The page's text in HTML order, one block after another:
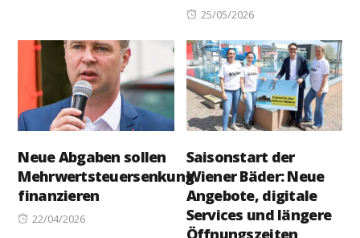
Posted
25/05/2026
Neue Abgaben sollen
Mehrwertsteuersenkung
finanzieren
Posted
22/04/2026
Saisonstart der
Wiener Bäder: Neue
Angebote, digitale
Services und längere